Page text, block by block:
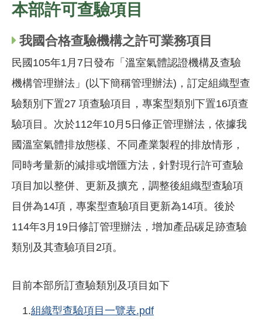
本部許可查驗項目
我國合格查驗機構之許可業務項目
民國105年1月7日發布「溫室氣體認證機構及查驗
機構管理辦法」(以下簡稱管理辦法)，訂定組織型查
驗類別下置27 項查驗項目，專案型類別下置16項查
驗項目。次於112年10月5日修正管理辦法，依據我
國溫室氣體排放態樣、不同產業製程的排放情形，
同時考量新的減排或增匯方法，針對現行許可查驗
項目加以整併、更新及擴充，調整後組織型查驗項
目併為14項，專案型查驗項目更新為14項。後於
114年3月19日修訂管理辦法，增加產品碳足跡查驗
類別及其查驗項目2項。
目前本部所訂查驗類別及項目如下
1.組織型查驗項目一覽表.pdf